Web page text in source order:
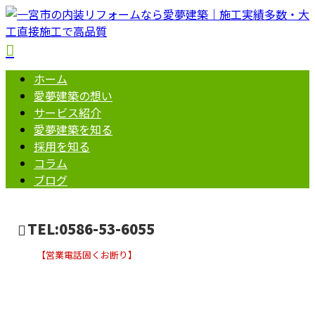
ホーム
愛夢建築の想い
サービス紹介
愛夢建築を知る
採用を知る
コラム
ブログ
TEL:0586-53-6055
【営業電話固くお断り】